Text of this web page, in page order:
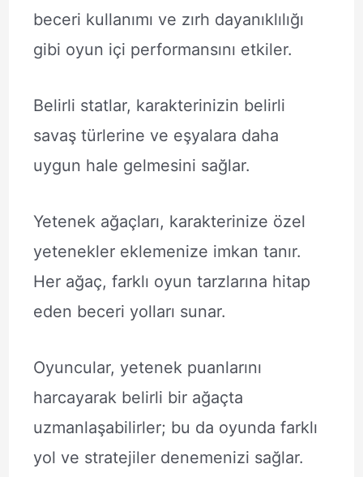
beceri kullanımı ve zırh dayanıklılığı
gibi oyun içi performansını etkiler.
Belirli statlar, karakterinizin belirli
savaş türlerine ve eşyalara daha
uygun hale gelmesini sağlar.
Yetenek ağaçları, karakterinize özel
yetenekler eklemenize imkan tanır.
Her ağaç, farklı oyun tarzlarına hitap
eden beceri yolları sunar.
Oyuncular, yetenek puanlarını
harcayarak belirli bir ağaçta
uzmanlaşabilirler; bu da oyunda farklı
yol ve stratejiler denemenizi sağlar.